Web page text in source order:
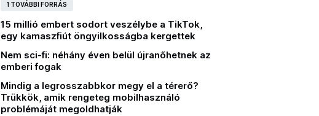
1 TOVÁBBI FORRÁS
15 millió embert sodort veszélybe a TikTok,
egy kamaszfiút öngyilkosságba kergettek
Nem sci-fi: néhány éven belül újranőhetnek az
emberi fogak
Mindig a legrosszabbkor megy el a térerő?
Trükkök, amik rengeteg mobilhasználó
problémáját megoldhatják